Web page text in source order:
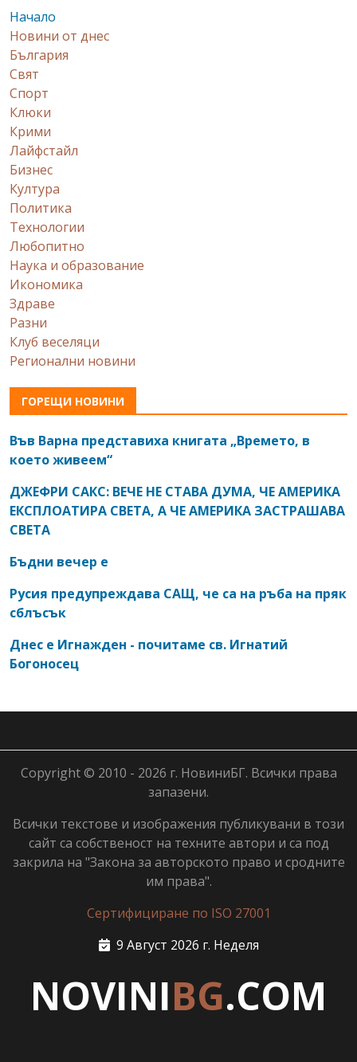
Начало
Новини от днес
България
Свят
Спорт
Клюки
Крими
Лайфстайл
Бизнес
Култура
Политика
Технологии
Любопитно
Наука и образование
Икономика
Здраве
Разни
Клуб веселяци
Регионални новини
ГОРЕЩИ НОВИНИ
Във Варна представиха книгата „Времето, в
което живеем“
ДЖЕФРИ САКС: ВЕЧЕ НЕ СТАВА ДУМА, ЧЕ АМЕРИКА
ЕКСПЛОАТИРА СВЕТА, А ЧЕ АМЕРИКА ЗАСТРАШАВА
СВЕТА
Бъдни вечер е
Русия предупреждава САЩ, че са на ръба на пряк
сблъсък
Днес е Игнажден - почитаме св. Игнатий
Богоносец
Copyright © 2010 - 2026 г. НовиниБГ. Всички права
запазени.
Всички текстове и изображения публикувани в този
сайт са собственост на техните автори и са под
закрила на "Закона за авторското право и сродните
им права".
Сертифициране по ISO 27001
9 Август 2026 г. Неделя
NOVINIBG.COM